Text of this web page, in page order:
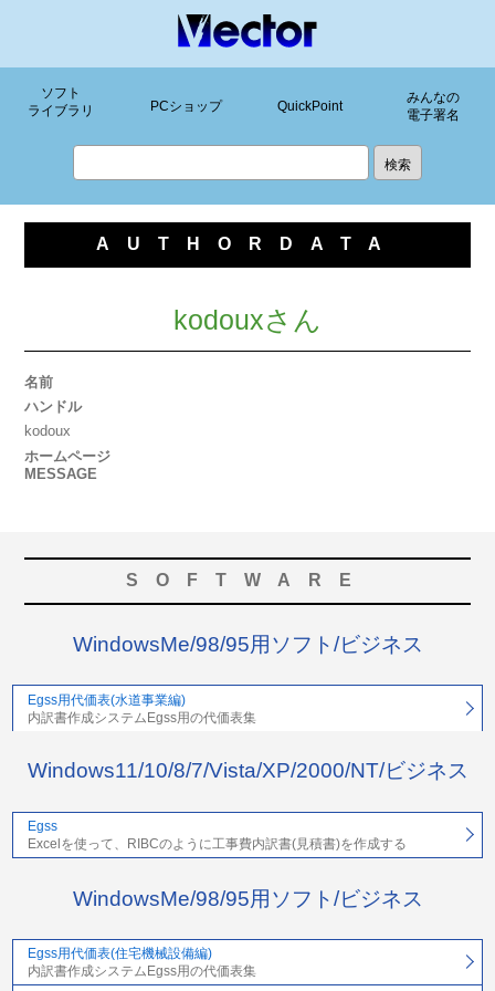
ソフト
ライブラリ
PCショップ QuickPoint
みんなの
電子署名
AUTHORDATA
kodouxさん
名前
ハンドル
kodoux
ホームページ
MESSAGE
SOFTWARE
WindowsMe/98/95用ソフト/ビジネス
Egss用代価表(水道事業編)
内訳書作成システムEgss用の代価表集
Windows11/10/8/7/Vista/XP/2000/NT/ビジネス
Egss
Excelを使って、RIBCのように工事費内訳書(見積書)を作成する
WindowsMe/98/95用ソフト/ビジネス
Egss用代価表(住宅機械設備編)
内訳書作成システムEgss用の代価表集